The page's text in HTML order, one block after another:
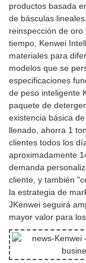
productos basada
de básculas
reinspección de
tiempo, Kenwei
materiales para
modelos que se
especificaciones
de peso inteligente
paquete de
existencia básica
llenado, ahorra 1
clientes todos los
aproximadamente
demanda
cliente, y también
la estrategia de
JKenwei seguirá
mayor valor para